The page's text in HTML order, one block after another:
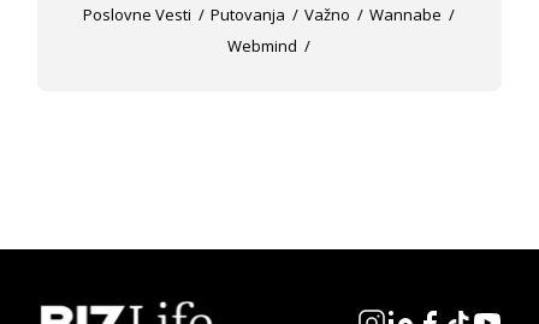
Poslovne Vesti
Putovanja Važno
Wannabe
Webmind